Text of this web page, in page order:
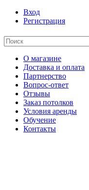
Вход
Регистрация
О магазине
Доставка и оплата
Партнерство
Вопрос-ответ
Отзывы
Заказ потолков
Условия аренды
Обучение
Контакты